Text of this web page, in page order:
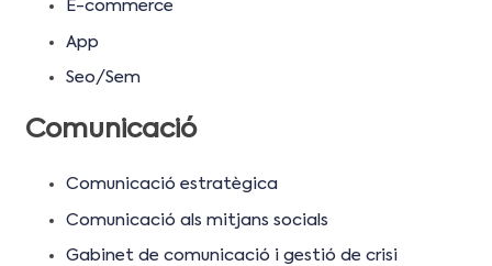
E-commerce
App
Seo/Sem
Comunicació
Comunicació estratègica
Comunicació als mitjans socials
Gabinet de comunicació i gestió de crisi